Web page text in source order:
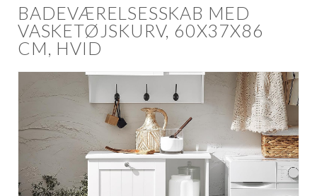
BADEVÆRELSESSKAB MED
VASKETØJSKURV, 60X37X86
CM, HVID